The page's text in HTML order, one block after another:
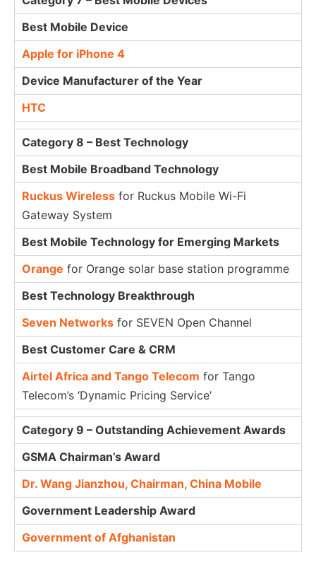
Best Mobile Device
Apple for iPhone 4
Device Manufacturer of the Year
HTC
Category 8 – Best Technology
Best Mobile Broadband Technology
Ruckus Wireless for Ruckus Mobile Wi-Fi
Gateway System
Best Mobile Technology for Emerging Markets
Orange for Orange solar base station programme
Best Technology Breakthrough
Seven Networks for SEVEN Open Channel
Best Customer Care & CRM
Airtel Africa and Tango Telecom for Tango
Telecom’s ‘Dynamic Pricing Service’
Category 9 – Outstanding Achievement Awards
GSMA Chairman’s Award
Dr. Wang Jianzhou, Chairman, China Mobile
Government Leadership Award
Government of Afghanistan